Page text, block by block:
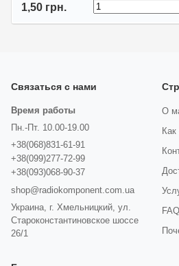
1,50 грн.
Связаться с нами
Время работы
Пн.-Пт. 10.00-19.00
+38(068)831-61-91
+38(099)277-72-99
+38(093)068-90-37
shop@radiokomponent.com.ua
Украина, г. Хмельницкий, ул.
Староконстантиновское шоссе
26/1
О
Как
FAQ